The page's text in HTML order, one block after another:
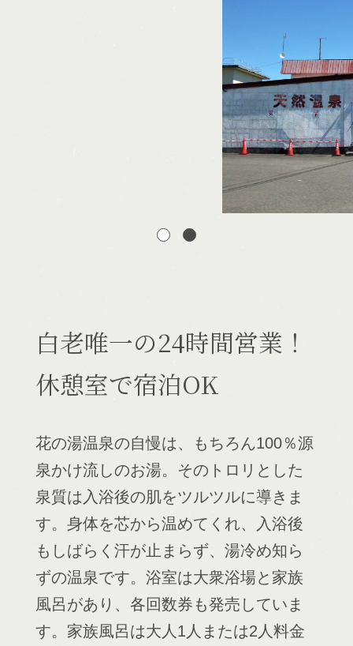
白老唯一の24時間営業！
休憩室で宿泊OK
花の湯温泉の自慢は、もちろん100％源
泉かけ流しのお湯。そのトロリとした
泉質は入浴後の肌をツルツルに導きま
す。身体を芯から温めてくれ、入浴後
もしばらく汗が止まらず、湯冷め知ら
ずの温泉です。浴室は大衆浴場と家族
風呂があり、各回数券も発売していま
す。家族風呂は大人1人または2人料金